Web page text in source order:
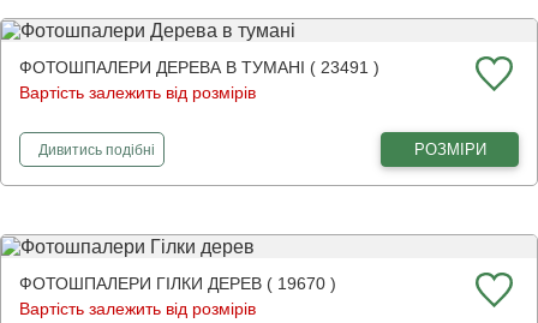
ФОТОШПАЛЕРИ ДЕРЕВА В ТУМАНІ ( 23491 )
Вартість залежить від розмірів
Дивитисьфотошпалери
подібні РОЗМІРИ
ФОТОШПАЛЕРИ ГІЛКИ ДЕРЕВ ( 19670 )
Вартість залежить від розмірів